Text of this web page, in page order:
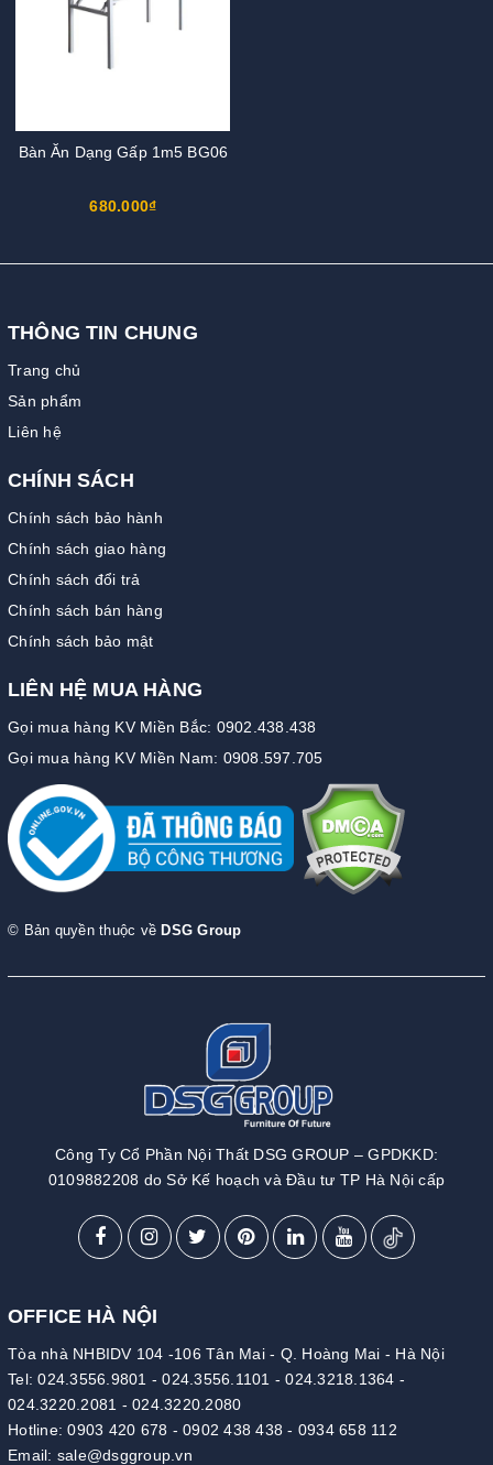
Bàn Ăn Dạng Gấp 1m5 BG06
680.000₫
THÔNG TIN CHUNG
Trang chủ
Sản phẩm
Liên hệ
CHÍNH SÁCH
Chính sách bảo hành
Chính sách giao hàng
Chính sách đổi trả
Chính sách bán hàng
Chính sách bảo mật
LIÊN HỆ MUA HÀNG
Gọi mua hàng KV Miền Bắc: 0902.438.438
Gọi mua hàng KV Miền Nam: 0908.597.705
© Bản quyền thuộc về DSG Group
Công Ty Cổ Phần Nội Thất DSG GROUP – GPDKKD:
0109882208 do Sở Kế hoạch và Đầu tư TP Hà Nội cấp
OFFICE HÀ NỘI
Tòa nhà NHBIDV 104 -106 Tân Mai - Q. Hoàng Mai - Hà Nội
Tel:024.3556.9801 -024.3556.1101 -024.3218.1364 -
024.3220.2081 - 024.3220.2080
Hotline:0903 420 678 - 0902 438 438 - 0934 658 112
Email: sale@dsggroup.vn